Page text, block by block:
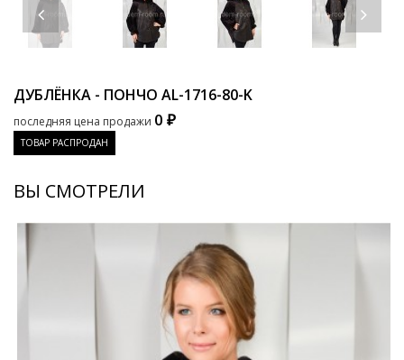
ДУБЛЁНКА - ПОНЧО AL-1716-80-K
последняя цена продажи 0 ₽
ТОВАР РАСПРОДАН
ВЫ СМОТРЕЛИ